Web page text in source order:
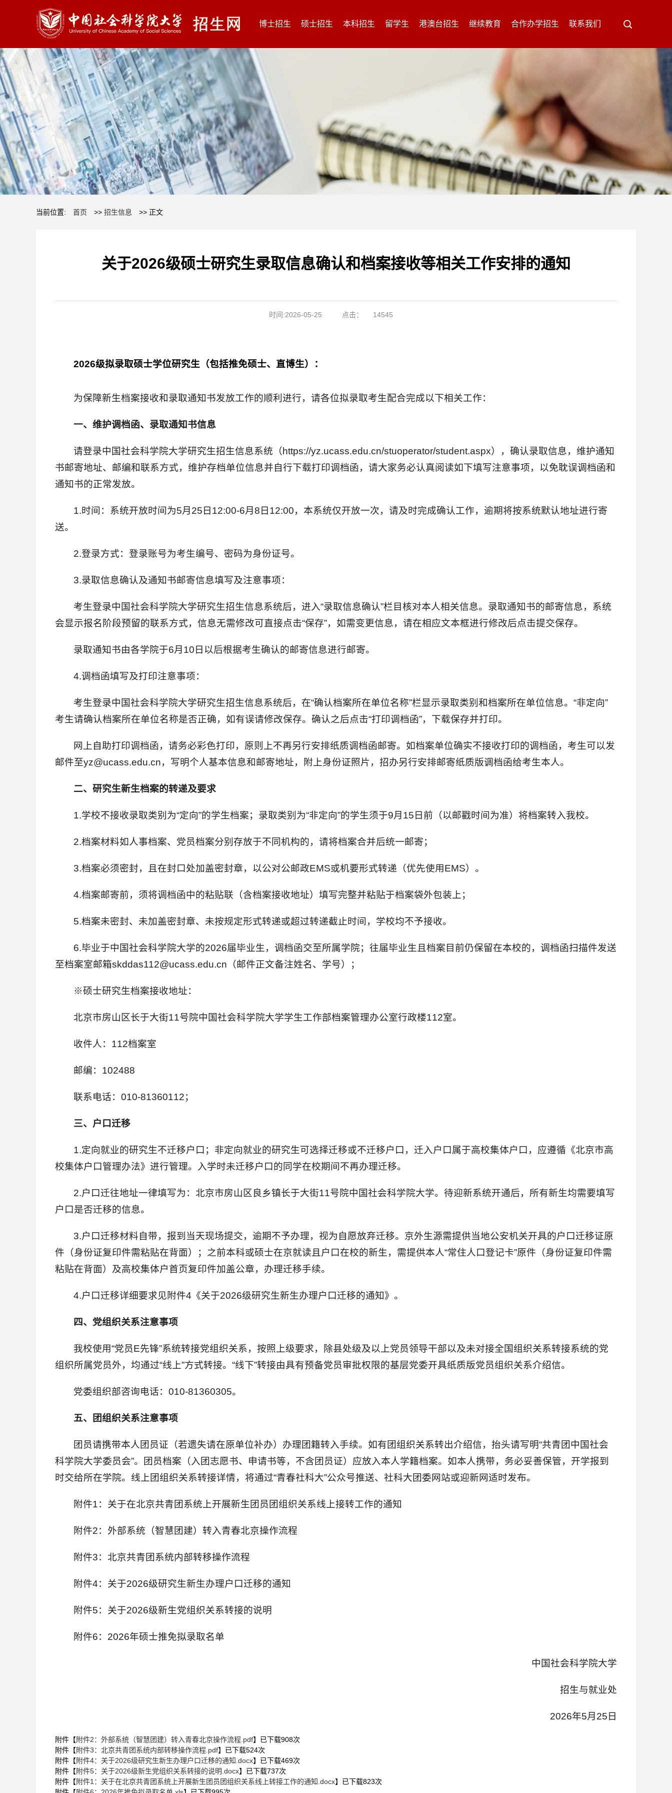
博士招生 硕士招生 本科招生 留学生 港澳台招生 继续教育 合作办学招生 联系我们
当前位置: 首页 >> 招生信息 >> 正文
关于2026级硕士研究生录取信息确认和档案接收等相关工作安排的通知
时间:2026-05-25 点击： 14545
2026级拟录取硕士学位研究生（包括推免硕士、直博生）：
为保障新生档案接收和录取通知书发放工作的顺利进行，请各位拟录取考生配合完成以下相关工作：
一、维护调档函、录取通知书信息
请登录中国社会科学院大学研究生招生信息系统（https://yz.ucass.edu.cn/stuoperator/student.aspx），确认录取信息，维护通知
书邮寄地址、邮编和联系方式，维护存档单位信息并自行下载打印调档函，请大家务必认真阅读如下填写注意事项，以免耽误调档函和
通知书的正常发放。
1.时间：系统开放时间为5月25日12:00-6月8日12:00，本系统仅开放一次，请及时完成确认工作，逾期将按系统默认地址进行寄
送。
2.登录方式：登录账号为考生编号、密码为身份证号。
3.录取信息确认及通知书邮寄信息填写及注意事项：
考生登录中国社会科学院大学研究生招生信息系统后，进入“录取信息确认”栏目核对本人相关信息。录取通知书的邮寄信息，系统
会显示报名阶段预留的联系方式，信息无需修改可直接点击“保存”，如需变更信息，请在相应文本框进行修改后点击提交保存。
录取通知书由各学院于6月10日以后根据考生确认的邮寄信息进行邮寄。
4.调档函填写及打印注意事项：
考生登录中国社会科学院大学研究生招生信息系统后，在“确认档案所在单位名称”栏显示录取类别和档案所在单位信息。“非定向”
考生请确认档案所在单位名称是否正确，如有误请修改保存。确认之后点击“打印调档函”，下载保存并打印。
网上自助打印调档函，请务必彩色打印，原则上不再另行安排纸质调档函邮寄。如档案单位确实不接收打印的调档函，考生可以发
邮件至yz@ucass.edu.cn，写明个人基本信息和邮寄地址，附上身份证照片，招办另行安排邮寄纸质版调档函给考生本人。
二、研究生新生档案的转递及要求
1.学校不接收录取类别为“定向”的学生档案；录取类别为“非定向”的学生须于9月15日前（以邮戳时间为准）将档案转入我校。
2.档案材料如人事档案、党员档案分别存放于不同机构的，请将档案合并后统一邮寄；
3.档案必须密封，且在封口处加盖密封章，以公对公邮政EMS或机要形式转递（优先使用EMS）。
4.档案邮寄前，须将调档函中的粘贴联（含档案接收地址）填写完整并粘贴于档案袋外包装上；
5.档案未密封、未加盖密封章、未按规定形式转递或超过转递截止时间，学校均不予接收。
6.毕业于中国社会科学院大学的2026届毕业生，调档函交至所属学院；往届毕业生且档案目前仍保留在本校的，调档函扫描件发送
至档案室邮箱skddas112@ucass.edu.cn（邮件正文备注姓名、学号）；
※硕士研究生档案接收地址：
北京市房山区长于大街11号院中国社会科学院大学学生工作部档案管理办公室行政楼112室。
收件人：112档案室
邮编：102488
联系电话：010-81360112；
三、户口迁移
1.定向就业的研究生不迁移户口；非定向就业的研究生可选择迁移或不迁移户口，迁入户口属于高校集体户口，应遵循《北京市高
校集体户口管理办法》进行管理。入学时未迁移户口的同学在校期间不再办理迁移。
2.户口迁往地址一律填写为：北京市房山区良乡镇长于大街11号院中国社会科学院大学。待迎新系统开通后，所有新生均需要填写
户口是否迁移的信息。
3.户口迁移材料自带，报到当天现场提交，逾期不予办理，视为自愿放弃迁移。京外生源需提供当地公安机关开具的户口迁移证原
件（身份证复印件需粘贴在背面）；之前本科或硕士在京就读且户口在校的新生，需提供本人“常住人口登记卡”原件（身份证复印件需
粘贴在背面）及高校集体户首页复印件加盖公章，办理迁移手续。
4.户口迁移详细要求见附件4《关于2026级研究生新生办理户口迁移的通知》。
四、党组织关系注意事项
我校使用“党员E先锋”系统转接党组织关系，按照上级要求，除县处级及以上党员领导干部以及未对接全国组织关系转接系统的党
组织所属党员外，均通过“线上”方式转接。“线下”转接由具有预备党员审批权限的基层党委开具纸质版党员组织关系介绍信。
党委组织部咨询电话：010-81360305。
五、团组织关系注意事项
团员请携带本人团员证（若遗失请在原单位补办）办理团籍转入手续。如有团组织关系转出介绍信，抬头请写明“共青团中国社会
科学院大学委员会”。团员档案（入团志愿书、申请书等，不含团员证）应放入本人学籍档案。如本人携带，务必妥善保管，开学报到
时交给所在学院。线上团组织关系转接详情，将通过“青春社科大”公众号推送、社科大团委网站或迎新网适时发布。
附件1：关于在北京共青团系统上开展新生团员团组织关系线上接转工作的通知
附件2：外部系统（智慧团建）转入青春北京操作流程
附件3：北京共青团系统内部转移操作流程
附件4：关于2026级研究生新生办理户口迁移的通知
附件5：关于2026级新生党组织关系转接的说明
附件6：2026年硕士推免拟录取名单
中国社会科学院大学
招生与就业处
2026年5月25日
附件【附件2：外部系统（智慧团建）转入青春北京操作流程.pdf】已下载908次
附件【附件3：北京共青团系统内部转移操作流程.pdf】已下载524次
附件【附件4：关于2026级研究生新生办理户口迁移的通知.docx】已下载469次
附件【附件5：关于2026级新生党组织关系转接的说明.docx】已下载737次
附件【附件1：关于在北京共青团系统上开展新生团员团组织关系线上转接工作的通知.docx】已下载823次